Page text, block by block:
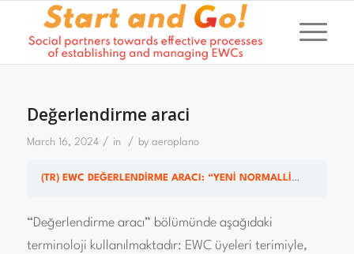
Değerlendirme araci
March 16, 2024 / in / by aeroplano
(TR) EWC DEĞERLENDİRME ARACI: “YENİ NORMALLİKTE ETKİLİ EWC”
“Değerlendirme aracı” bölümünde aşağıdaki
terminoloji kullanılmaktadır: EWC üyeleri terimiyle,